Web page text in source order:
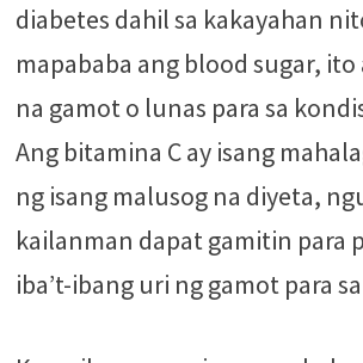
diabetes dahil sa kakayahan
mapababa ang blood sugar,
na gamot o lunas para sa
Ang bitamina C ay isang
ng isang malusog na diyeta,
kailanman dapat gamitin para
iba’t-ibang uri ng gamot para